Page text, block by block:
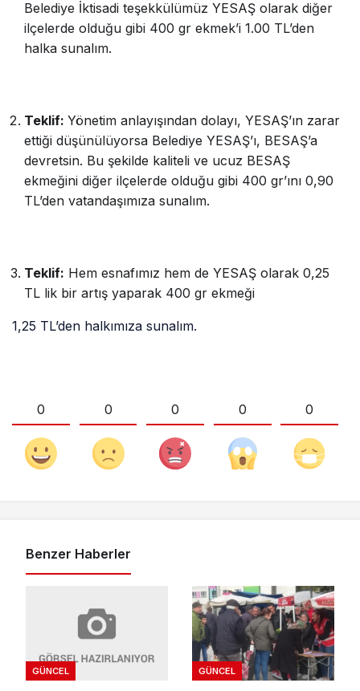
Belediye İktisadi teşekkülümüz YESAŞ olarak diğer
ilçelerde olduğu gibi 400 gr ekmek’i 1.00 TL’den
halka sunalım.
Teklif:Yönetim anlayışından dolayı, YESAŞ’ın zarar
ettiği düşünülüyorsa Belediye YESAŞ’ı, BESAŞ’a
devretsin. Bu şekilde kaliteli ve ucuz BESAŞ
ekmeğini diğer ilçelerde olduğu gibi 400 gr’ını 0,90
TL’den vatandaşımıza sunalım.
Teklif: Hem esnafımız hem de YESAŞ olarak 0,25
TL lik bir artış yaparak 400 gr ekmeği
1,25 TL’den halkımıza sunalım.
0 0 0 0 0
Benzer Haberler
GÜNCEL GÜNCEL